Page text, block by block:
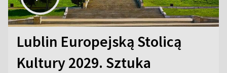
Lublin Europejską Stolicą
Kultury 2029. Sztuka